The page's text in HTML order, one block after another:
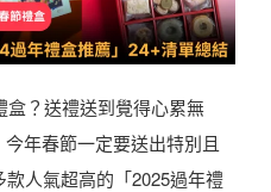
盒？送禮送到覺得心累無
年春節一定要送出特別且
人氣超高的「2025過年禮